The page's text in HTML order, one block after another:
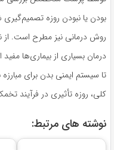
بودن یا نبودن روزه
روش درمانی نیز مطرح است. از
درمان بسیاری از بیماری‌ها
تا سیستم ایمنی بدن برای
کلی، روزه تأثیری در فرآیند
نوشته های مرتبط: